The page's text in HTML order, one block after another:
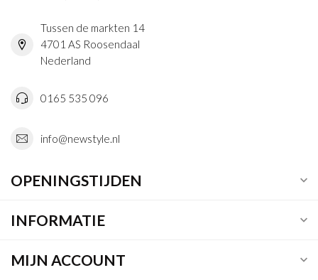
Tussen de markten 14
4701 AS Roosendaal
Nederland
0165 535 096
info@newstyle.nl
OPENINGSTIJDEN
INFORMATIE
MIJN ACCOUNT